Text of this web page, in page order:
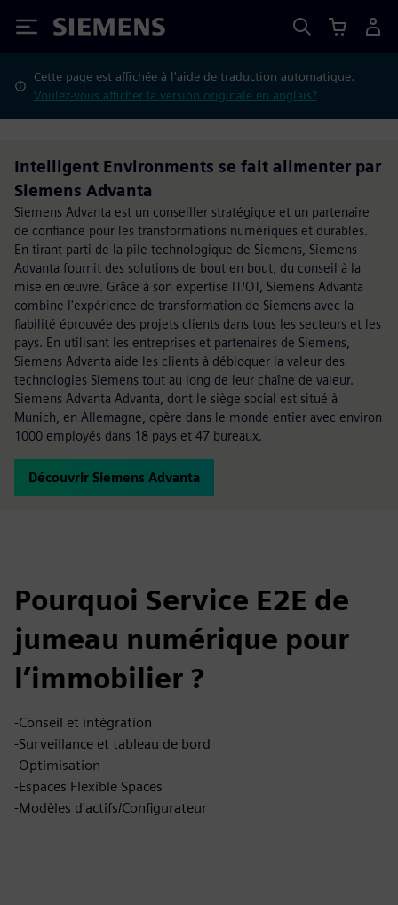
Siemens
Cette page est affichée à l'aide de traduction automatique.
Voulez-vous afficher la version originale en anglais?
Intelligent Environments se fait alimenter par
Siemens Advanta
Siemens Advanta est un conseiller stratégique et un partenaire
de confiance pour les transformations numériques et durables.
En tirant parti de la pile technologique de Siemens, Siemens
Advanta fournit des solutions de bout en bout, du conseil à la
mise en œuvre. Grâce à son expertise IT/OT, Siemens Advanta
combine l'expérience de transformation de Siemens avec la
fiabilité éprouvée des projets clients dans tous les secteurs et les
pays. En utilisant les entreprises et partenaires de Siemens,
Siemens Advanta aide les clients à débloquer la valeur des
technologies Siemens tout au long de leur chaîne de valeur.
Siemens Advanta Advanta, dont le siège social est situé à
Munich, en Allemagne, opère dans le monde entier avec environ
1000 employés dans 18 pays et 47 bureaux.
Découvrir Siemens Advanta
Pourquoi Service E2E de
jumeau numérique pour
l’immobilier ?
-Conseil et intégration
-Surveillance et tableau de bord
-Optimisation
-Espaces Flexible Spaces
-Modèles d'actifs/Configurateur